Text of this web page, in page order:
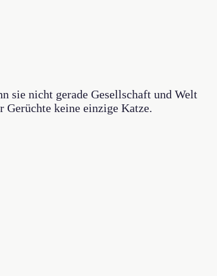
sie nicht gerade Gesellschaft und Welt
Gerüchte keine einzige Katze.